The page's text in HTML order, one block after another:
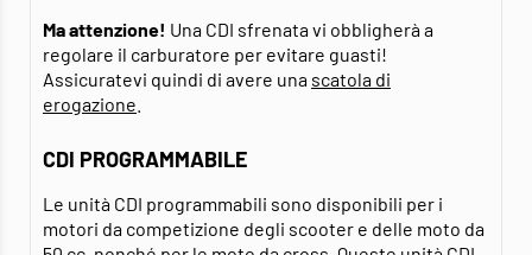
Ma attenzione! Una CDI sfrenata vi obbligherà a
regolare il carburatore per evitare guasti!
Assicuratevi quindi di avere una scatola di
erogazione
CDI PROGRAMMABILE
Le unità CDI programmabili sono disponibili per i
motori da competizione degli scooter e delle moto da